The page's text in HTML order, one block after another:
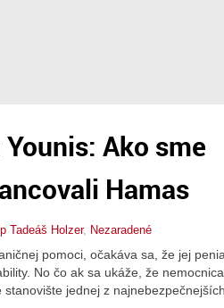
Ako sme
Hamas
Tadeáš Holzer, Nezaradené
pomoci, očakáva sa, že jej
No čo ak sa ukáže, že
jednej z